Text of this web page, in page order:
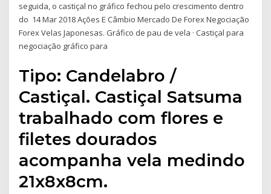
seguida, o castiçal no gráfico fechou pelo crescimento dentro
do 14 Mar 2018 Ações E Câmbio Mercado De Forex Negociação
Forex Velas Japonesas. Gráfico de pau de vela · Castiçal para
negociação gráfico para
Tipo: Candelabro /
Castiçal. Castiçal Satsuma
trabalhado com flores e
filetes dourados
acompanha vela medindo
21x8x8cm.